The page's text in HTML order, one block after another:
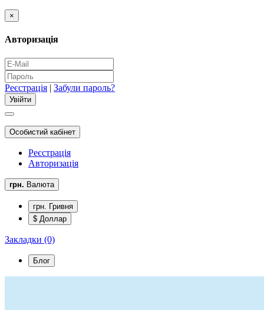
×
Авторизація
Реєстрація | Забули пароль?
Особистий кабінет
Реєстрація
Авторизація
грн. Валюта
грн. Гривня
$ Доллар
Закладки (0)
Блог